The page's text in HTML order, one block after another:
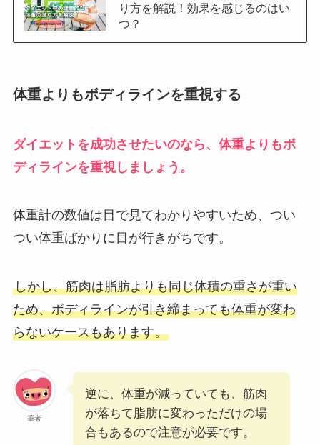
り方を解説！効果を感じるのはい
つ？
体重よりもボディラインを重視する
ダイエットを成功させたいのなら、体重よりもボ
ディラインを重視しましょう。
体重計の数値は目で見てわかりやすいため、つい
つい体重ばかりに目が行きがちです。
しかし、筋肉は脂肪よりも同じ体積の重さが重い
ため、ボディラインが引き締まっても体重が変わ
らないケースもあります。
筆者
逆に、体重が減っていても、筋肉
が落ちて脂肪に変わっただけの場
合もあるので注意が必要です。